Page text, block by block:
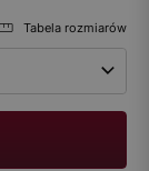
Tabela rozmiarów